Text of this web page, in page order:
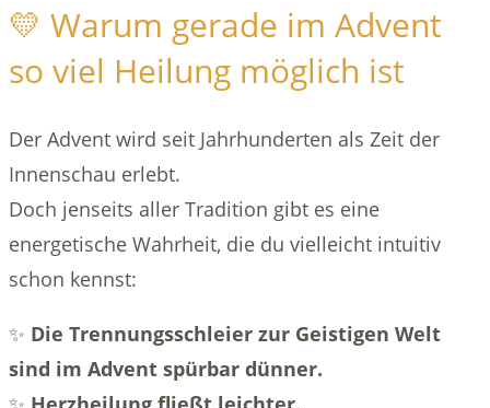
💛 Warum gerade im Advent
so viel Heilung möglich ist
Der Advent wird seit Jahrhunderten als Zeit der
Innenschau erlebt.
Doch jenseits aller Tradition gibt es eine
energetische Wahrheit, die du vielleicht intuitiv
schon kennst:
✨ Die Trennungsschleier zur Geistigen Welt
sind im Advent spürbar dünner.